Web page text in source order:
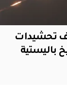
تحشيدات
باليستية